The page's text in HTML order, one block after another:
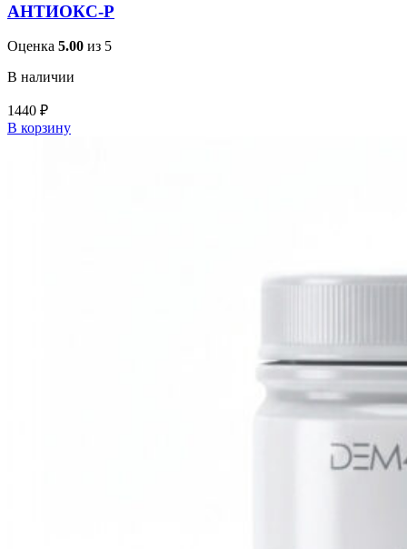
АНТИОКС-Р
Оценка 5.00 из 5
В наличии
1440 ₽
В корзину